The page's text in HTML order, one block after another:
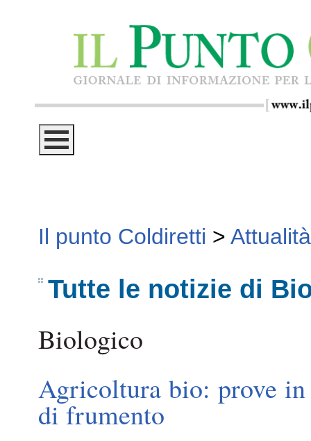
Il punto Coldiretti > Attualità
Tutte le notizie di
Biologico
Agricoltura bio: prove
di frumento